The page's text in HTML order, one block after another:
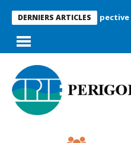
DERNIERS ARTICLES
Rétrospective du